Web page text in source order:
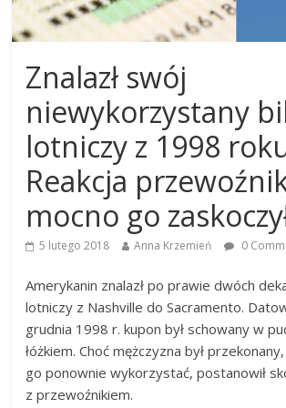
Znalazł swój
niewykorzystany
lotniczy z 1998
Reakcja
mocno go
5 lutego 2018 Anna Krzemień 0
Amerykanin znalazł po prawie dwóch
lotniczy z Nashville do Sacramento.
grudnia 1998 r. kupon był schowany w
łóżkiem. Choć mężczyzna był
go ponownie wykorzystać, postanowił
z przewoźnikiem.